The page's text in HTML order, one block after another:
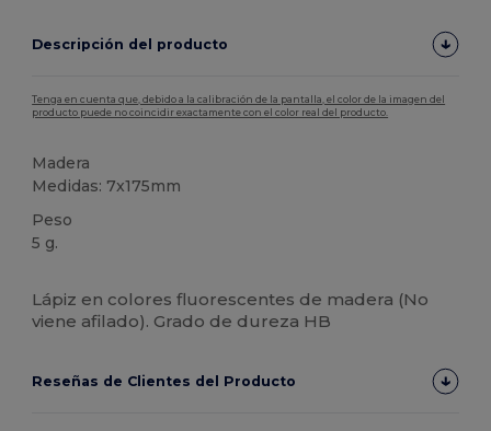
Descripción del producto
Tenga en cuenta que, debido a la calibración de la pantalla, el color de la imagen del
producto puede no coincidir exactamente con el color real del producto.
Madera
Medidas: 7x175mm
Peso
5 g.
Lápiz en colores fluorescentes de madera (No
viene afilado). Grado de dureza HB
Reseñas de Clientes del Producto